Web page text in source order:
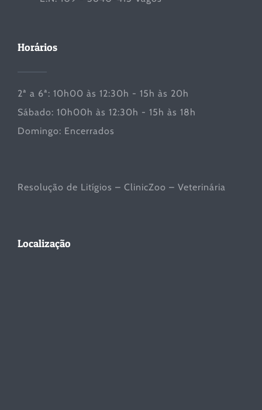
Horários
2ª a 6ª: 10h00 às 12:30h - 15h às 20h
Sábado: 10h00h às 12:30h - 15h às 18h
Domingo: Encerrados
Resolução de Litígios – ClinicZoo – Veterinária
Localização